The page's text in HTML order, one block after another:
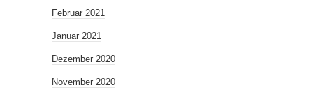
Februar 2021
Januar 2021
Dezember 2020
November 2020